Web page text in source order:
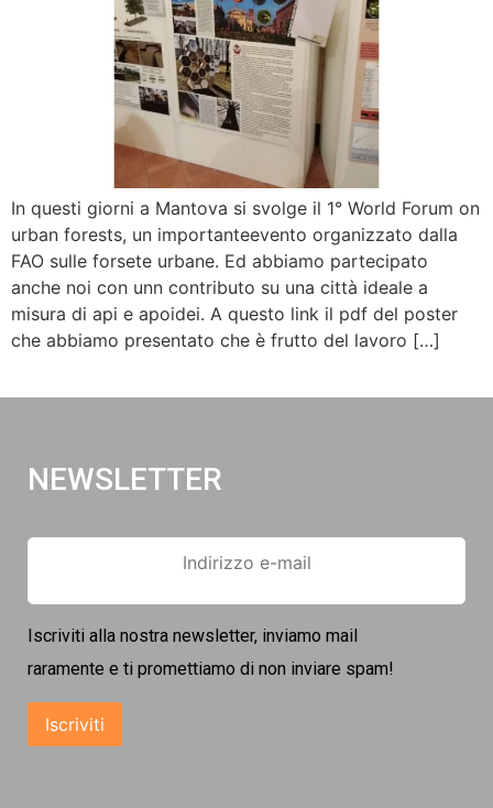
In questi giorni a Mantova si svolge il 1° World Forum on
urban forests, un importanteevento organizzato dalla
FAO sulle forsete urbane. Ed abbiamo partecipato
anche noi con unn contributo su una città ideale a
misura di api e apoidei. A questo link il pdf del poster
che abbiamo presentato che è frutto del lavoro […]
NEWSLETTER
Iscriviti alla nostra newsletter, inviamo mail
raramente e ti promettiamo di non inviare spam!